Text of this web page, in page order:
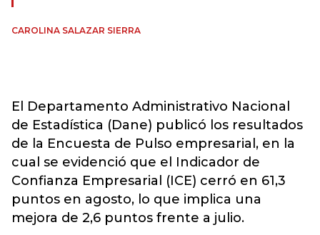
CAROLINA SALAZAR SIERRA
El Departamento Administrativo Nacional
de Estadística (Dane) publicó los resultados
de la Encuesta de Pulso empresarial, en la
cual se evidenció que el Indicador de
Confianza Empresarial (ICE) cerró en 61,3
puntos en agosto, lo que implica una
mejora de 2,6 puntos frente a julio.